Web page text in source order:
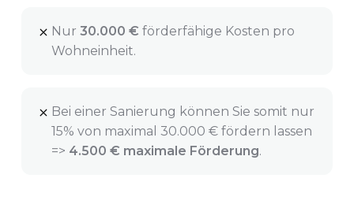
Nur 30.000 € förderfähige Kosten pro
Wohneinheit.
Bei einer Sanierung können Sie somit nur
15% von maximal 30.000 € fördern lassen
=> 4.500 € maximale Förderung.